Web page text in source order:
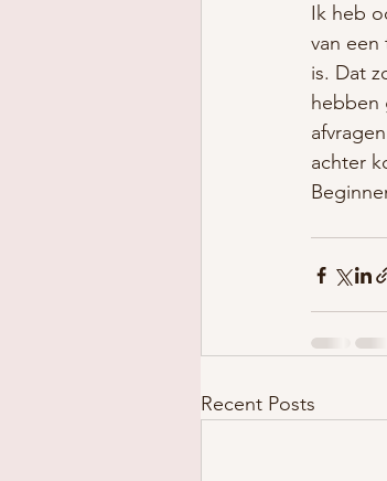
Ik heb
van een
is. Dat
hebben
achter
Recent Posts